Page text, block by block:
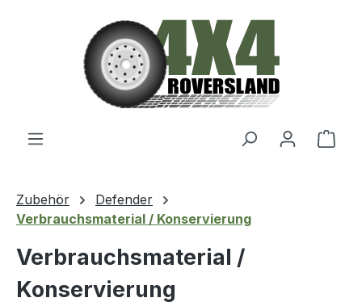
Zum Hauptinhalt springen
Zubehör
Defender
Verbrauchsmaterial / Konservierung
Verbrauchsmaterial /
Konservierung